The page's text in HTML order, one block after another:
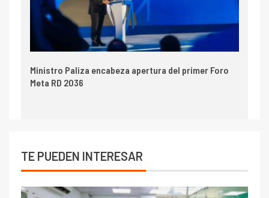
Ministro Paliza encabeza apertura del primer Foro
Meta RD 2036
TE PUEDEN INTERESAR